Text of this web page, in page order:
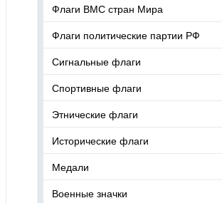
Флаги ВМС стран Мира
Флаги политические партии РФ
Сигнальные флаги
Спортивные флаги
Этнические флаги
Исторические флаги
Медали
Военные значки